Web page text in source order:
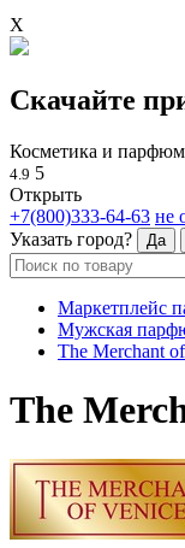
X
Скачайте
Косметика и
4.9 5
Открыть
+7(800)333-64-63 не
Указать город?
Да
Маркетплейс
Мужская
The Merchant
The